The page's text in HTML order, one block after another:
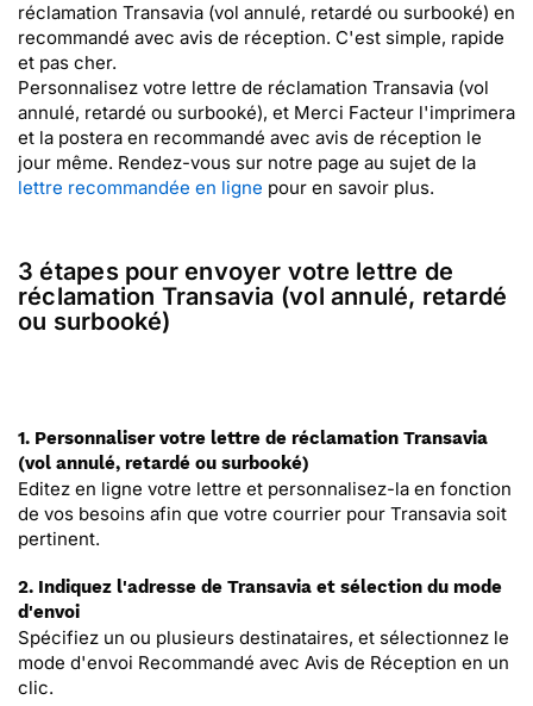
réclamation Transavia (vol annulé, retardé ou surbooké) en
recommandé avec avis de réception. C'est simple, rapide
et pas cher.
Personnalisez votre lettre de réclamation Transavia (vol
annulé, retardé ou surbooké), et Merci Facteur l'imprimera
et la postera en recommandé avec avis de réception le
jour même. Rendez-vous sur notre page au sujet de la
lettre recommandée en ligne pour en savoir plus.
3 étapes pour envoyer votre lettre de
réclamation Transavia (vol annulé, retardé
ou surbooké)
1. Personnaliser votre lettre de réclamation Transavia
(vol annulé, retardé ou surbooké)
Editez en ligne votre lettre et personnalisez-la en fonction
de vos besoins afin que votre courrier pour Transavia soit
pertinent.
2. Indiquez l'adresse de Transavia et sélection du mode
d'envoi
Spécifiez un ou plusieurs destinataires, et sélectionnez le
mode d'envoi Recommandé avec Avis de Réception en un
clic.